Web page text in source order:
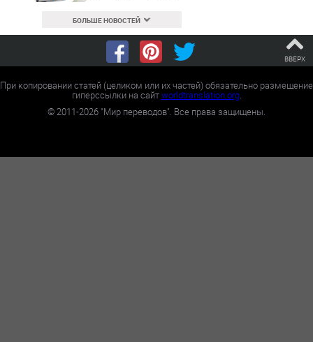
БОЛЬШЕ НОВОСТЕЙ
ВВЕРХ
При копировании статей (целиком или их частей) обязательно размещение
гиперссылки на сайтworldtranslation.org.
©2011-2026 "Мир переводов". Все права защищены.